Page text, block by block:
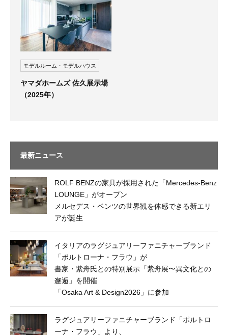
モデルルーム・モデルハウス
ヤマダホームズ 佐久展示場
（2025年）
最新ニュース
ROLF BENZの家具が採用された「Mercedes-Benz
LOUNGE」がオープン
メルセデス・ベンツの世界観を体感できる新エリ
アが誕生
イタリアのラグジュアリーファニチャーブランド
「ポルトローナ・フラウ」が
書家・紫舟氏との特別展示「紫舟展〜異文化との
邂逅」を開催
「Osaka Art & Design2026」に参加
ラグジュアリーファニチャーブランド「ポルトロ
ーナ・フラウ」より、